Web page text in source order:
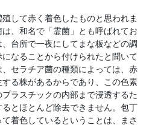
して赤く着色したものと思われま
、和名で「霊菌」とも呼ばれてお
、台所で一夜にしてまな板などの調
なることから付けられたと聞いて
、セラチア菌の種類によっては、赤
る株があるからであり、この色素
ラスチックの内部まで浸透するた
とほとんど除去できません。包丁
着色しているということは、まさ